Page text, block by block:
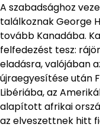
A szabadsághoz
találkoznak George
tovább Kanadába.
felfedezést tesz:
eladásra, valójában
újraegyesítése után
Libériába, az
alapított afrikai
az elveszettnek hitt